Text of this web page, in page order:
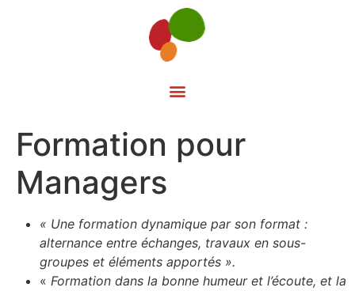
Formation pour
Managers
« Une formation dynamique par son format :
alternance entre échanges, travaux en sous-
groupes et éléments apportés ».
« Formation dans la bonne humeur et l’écoute, et la